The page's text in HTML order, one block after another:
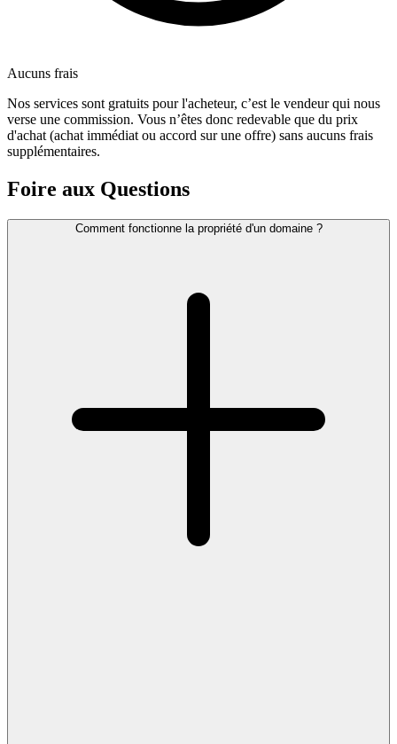
Aucuns frais
Nos services sont gratuits pour l'acheteur, c’est le vendeur qui nous
verse une commission. Vous n’êtes donc redevable que du prix
d'achat (achat immédiat ou accord sur une offre) sans aucuns frais
supplémentaires.
Foire aux Questions
Comment fonctionne la propriété d'un domaine ?